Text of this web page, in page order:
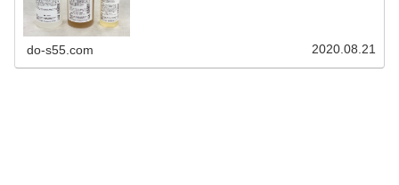
do-s55.com 2020.08.21